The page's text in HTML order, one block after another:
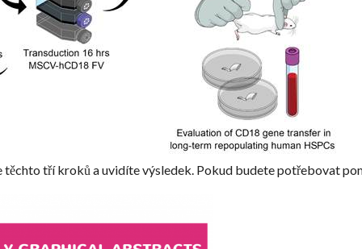
tří kroků a uvidíte výsledek. Pokud budete potřebovat